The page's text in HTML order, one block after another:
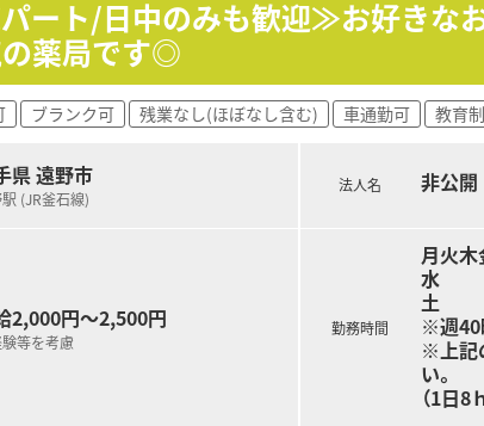
名称のとおり「民話のふるさと」である遠野に馴染む
民の方が多く利用されているため、地域交流が盛んな薬
な方はぜひ！ ＞
ケーションを大事にでき、対応力を磨いていきたい方
オフの切り替えよく働きたい方
調剤薬局初となるISO9001を認証取得している信頼あ
着のかかりつけ薬局として事業展開をしてきました。
顧客の心を掴み、北東北ナンバーワンの薬局として成
医療や介護現場との連携により、調剤の必要性をあら
パート/日中のみも歓迎≫お好きな
薬局です◎
ブランク可 残業なし(ほぼなし含む) 車通勤可 教育
県 遠野市
(JR釜石線)
2,000円～2,500円
等を考慮
法人名 非公開
勤務時間
月火木
水 ／8
土 ／8
※週40
※上記
い。
（1日8